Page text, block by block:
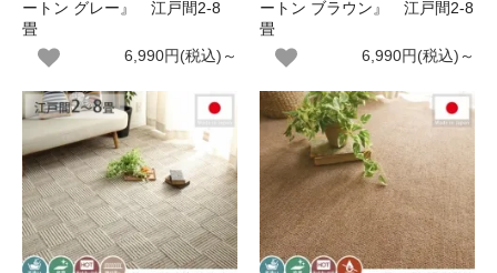
ートン グレー』 江戸間2-8
畳
6,990円(税込)～
ートン ブラウン』 江戸間2-8
畳
6,990円(税込)～